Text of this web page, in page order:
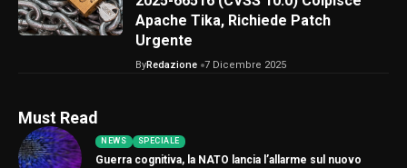
Apache Tika, Richiede Patch
Urgente
ByRedazione 7 Dicembre 2025
Must Read
NEWS SPECIALE
Guerra cognitiva, la NATO lancia l’allarme sul nuovo